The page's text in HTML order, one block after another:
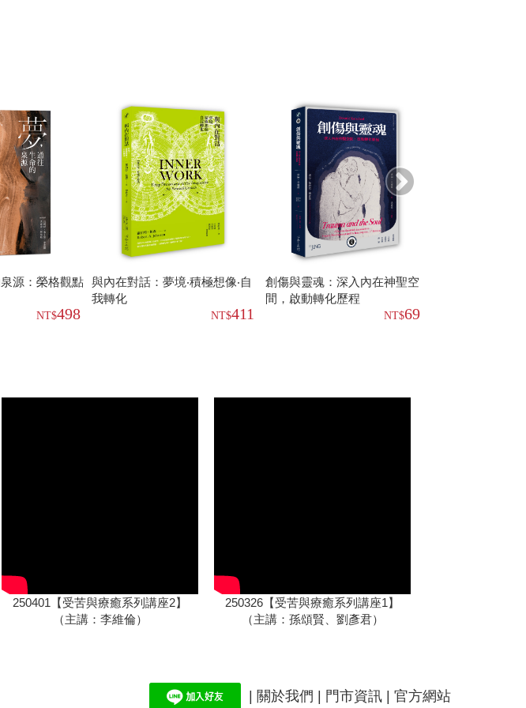
源：榮格觀點
498
與內在對話：夢境‧積極想像‧自
我轉化
411
創傷與靈魂：深入內在神聖空
間，啟動轉化歷程
695
250401【受苦與療癒系列講座2】
（主講：李維倫）
250326【受苦與療癒系列講座1】
（主講：孫頌賢、劉彥君）
| 關於我們 | 門市資訊 | 官方網站